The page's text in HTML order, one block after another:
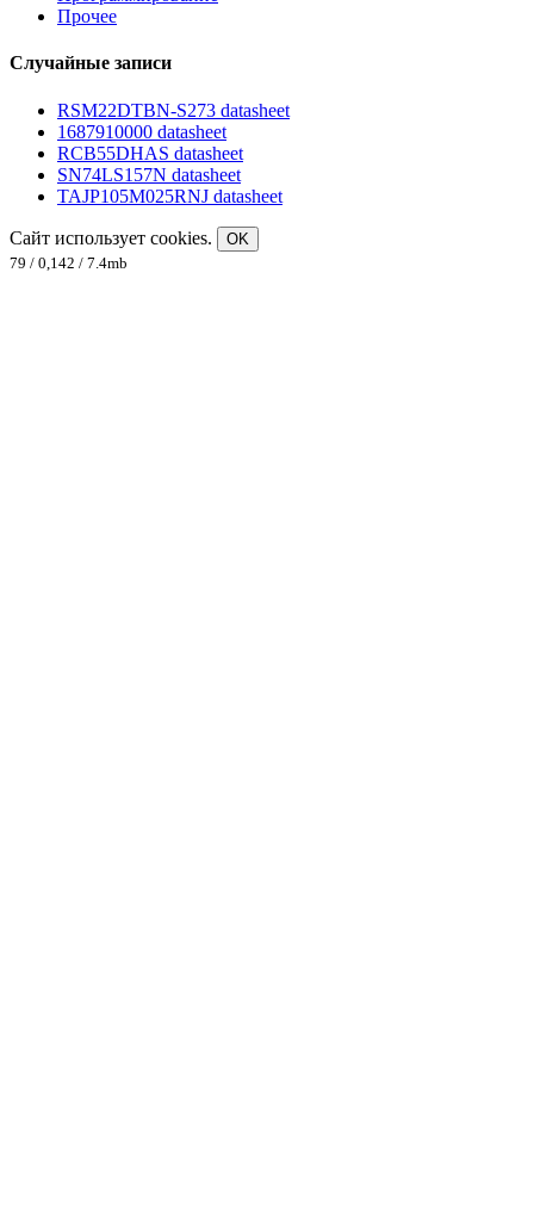
Прочее
Случайные записи
RSM22DTBN-S273 datasheet
1687910000 datasheet
RCB55DHAS datasheet
SN74LS157N datasheet
TAJP105M025RNJ datasheet
Сайт использует cookies.
OK
79 / 0,142 / 7.4mb